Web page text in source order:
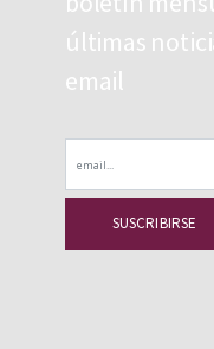
últimas
email